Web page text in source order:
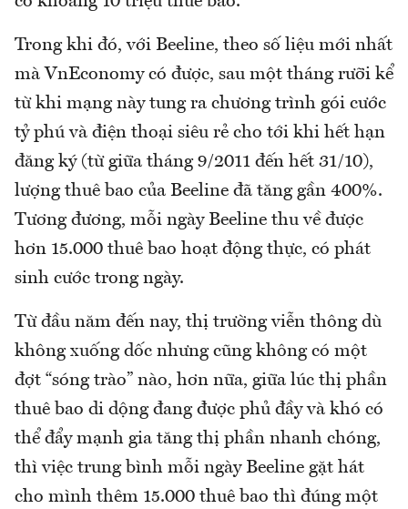
Trong khi đó, với Beeline, theo số liệu mới nhất
mà VnEconomy có được, sau một tháng rưỡi kể
từ khi mạng này tung ra chương trình gói cước
tỷ phú và điện thoại siêu rẻ cho tới khi hết hạn
đăng ký (từ giữa tháng 9/2011 đến hết 31/10),
lượng thuê bao của Beeline đã tăng gần 400%.
Tương đương, mỗi ngày Beeline thu về được
hơn 15.000 thuê bao hoạt động thực, có phát
sinh cước trong ngày.
Từ đầu năm đến nay, thị trường viễn thông dù
không xuống dốc nhưng cũng không có một
đợt “sóng trào” nào, hơn nữa, giữa lúc thị phần
thuê bao di dộng đang được phủ đầy và khó có
thể đẩy mạnh gia tăng thị phần nhanh chóng,
thì việc trung bình mỗi ngày Beeline gặt hát
cho mình thêm 15.000 thuê bao thì đúng một